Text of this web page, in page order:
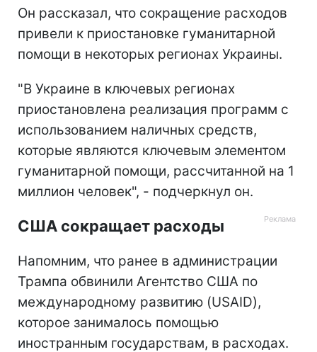
Он рассказал, что сокращение расходов
привели к приостановке гуманитарной
помощи в некоторых регионах Украины.
"В Украине в ключевых регионах
приостановлена реализация программ с
использованием наличных средств,
которые являются ключевым элементом
гуманитарной помощи, рассчитанной на 1
миллион человек", - подчеркнул он.
США сокращает расходы
Напомним, что ранее в администрации
Трампа обвинили Агентство США по
международному развитию (USAID),
которое занималось помощью
иностранным государствам, в расходах.